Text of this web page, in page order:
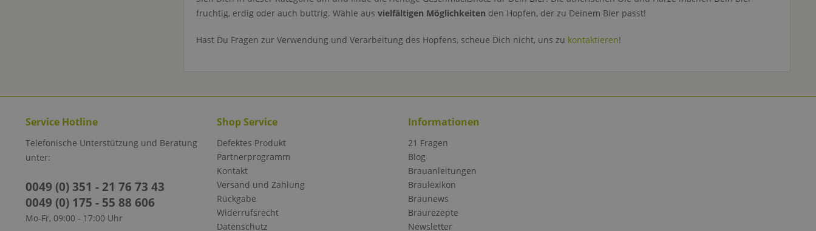
fruchtig, erdig oder auch buttrig. Wähle aus vielfältigen Möglichkeiten den Hopfen, der zu Deinem Bier passt!
Hast Du Fragen zur Verwendung und Verarbeitung des Hopfens, scheue Dich nicht, uns zu kontaktieren!
Service Hotline
Telefonische Unterstützung und Beratung
unter:
0049 (0) 351 - 21 76 73 43
0049 (0) 175 - 55 88 606
Mo-Fr, 09:00 - 17:00 Uhr
Shop Service
Defektes Produkt
Partnerprogramm
Kontakt
Versand und Zahlung
Rückgabe
Widerrufsrecht
Datenschutz
Informationen
21 Fragen
Blog
Brauanleitungen
Braulexikon
Braunews
Braurezepte
Newsletter